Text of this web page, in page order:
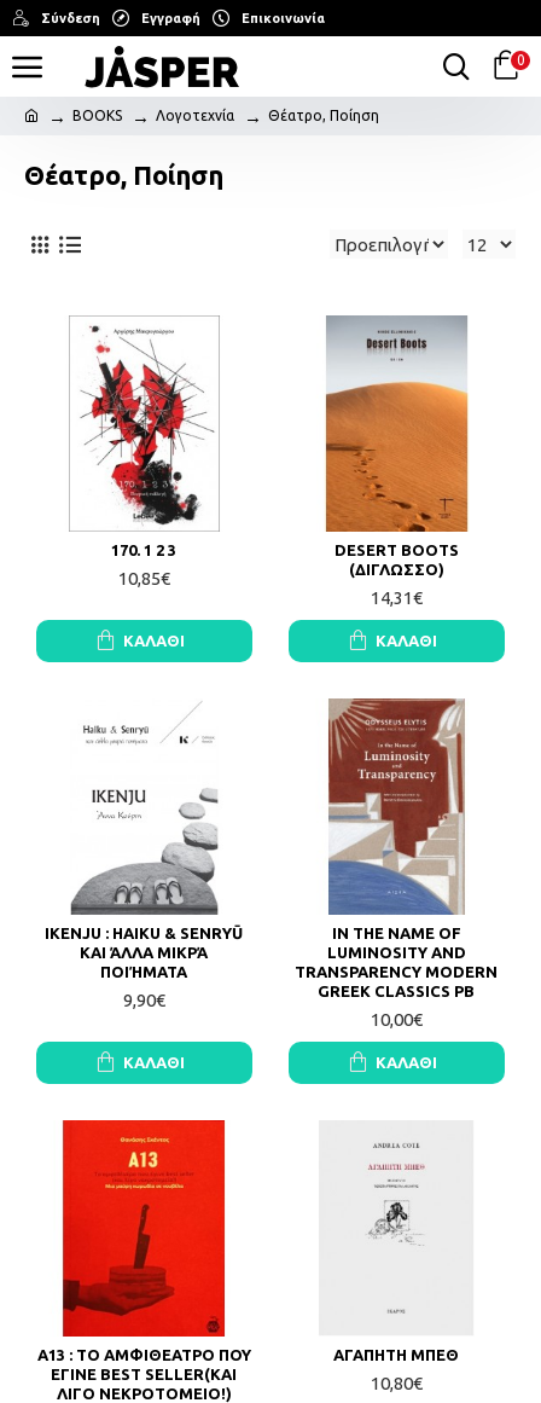
Σύνδεση Εγγραφή Επικοινωνία
0
BOOKS Λογοτεχνία Θέατρο, Ποίηση
Θέατρο, Ποίηση
170. 1 2 3
10,85€
ΚΑΛΆΘΙ
DESERT BOOTS
(ΔΙΓΛΩΣΣΟ)
14,31€
ΚΑΛΆΘΙ
IKENJU : HAIKU & SENRYŪ
ΚΑΙ ΆΛΛΑ ΜΙΚΡΆ
ΠΟΙΉΜΑΤΑ
9,90€
ΚΑΛΆΘΙ
IN THE NAME OF
LUMINOSITY AND
TRANSPARENCY MODERN
GREEK CLASSICS PB
10,00€
ΚΑΛΆΘΙ
Α13 : ΤΟ ΑΜΦΙΘΕΑΤΡΟ ΠΟΥ
ΕΓΙΝΕ BEST SELLER(ΚΑΙ
ΛΙΓΟ ΝΕΚΡΟΤΟΜΕΙΟ!)
ΑΓΑΠΗΤΗ ΜΠΕΘ
10,80€